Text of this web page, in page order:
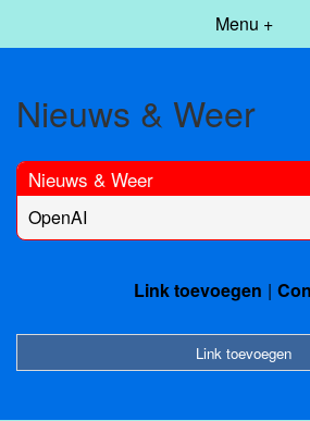
Menu +
Nieuws & Weer
Nieuws & Weer
OpenAI
Link toevoegen
Link toevoegen